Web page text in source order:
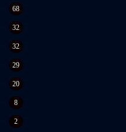
68
32
32
29
20
8
2